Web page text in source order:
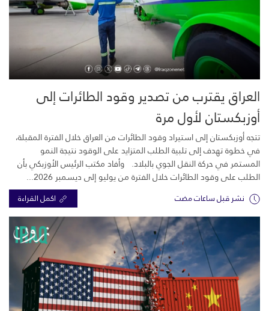
العراق يقترب من تصدير وقود الطائرات إلى
أوزبكستان لأول مرة
تتجه أوزبكستان إلى استيراد وقود الطائرات من العراق خلال الفترة المقبلة،
في خطوة تهدف إلى تلبية الطلب المتزايد على الوقود نتيجة النمو
المستمر في حركة النقل الجوي بالبلاد. وأفاد مكتب الرئيس الأوزبكي بأن
الطلب على وقود الطائرات خلال الفترة من يوليو إلى ديسمبر 2026...
نشر قبل ساعات مضت اكمل القراءة